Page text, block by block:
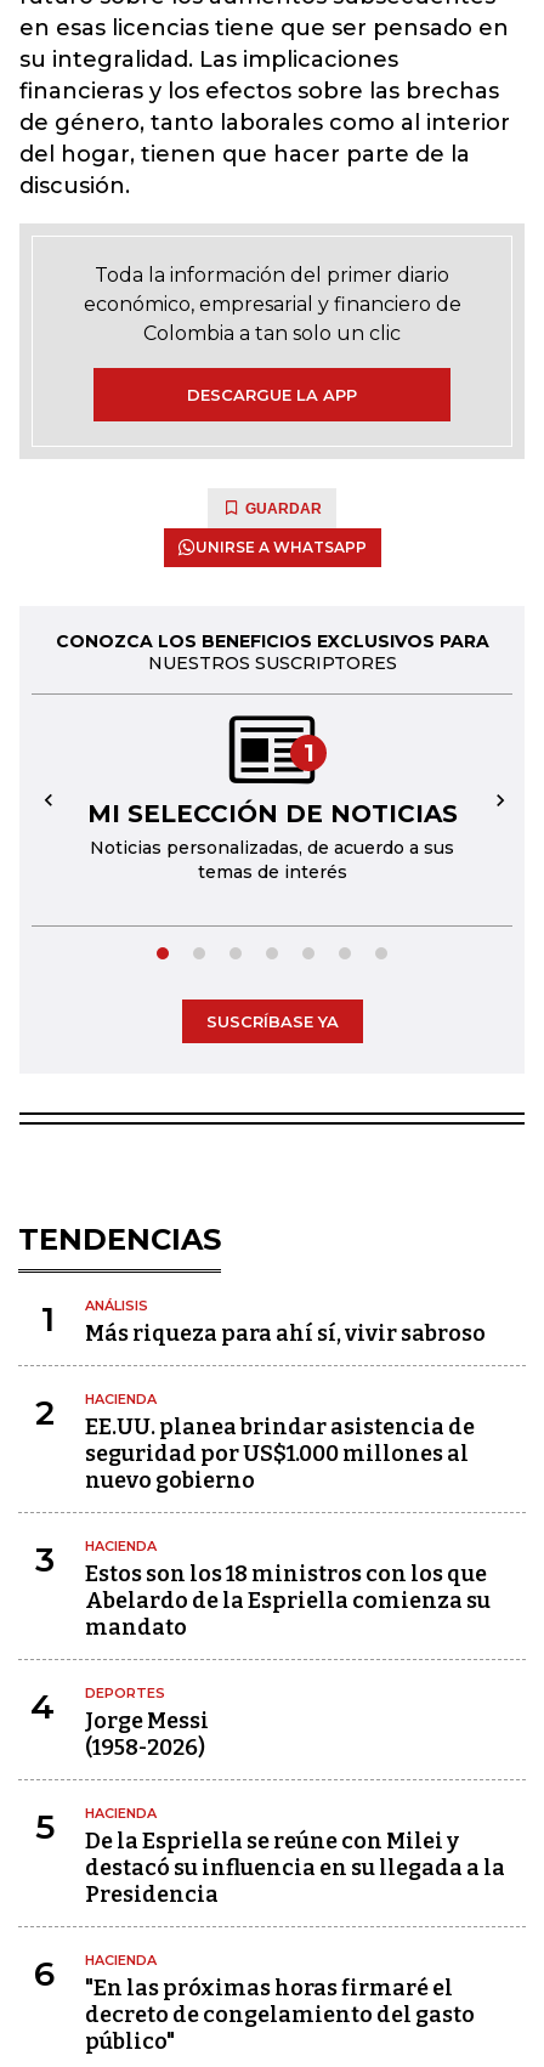
en esas licencias tiene que ser pensado en
su integralidad. Las implicaciones
financieras y los efectos sobre las brechas
de género, tanto laborales como al interior
del hogar, tienen que hacer parte de la
discusión.
Toda la información del primer diario
económico, empresarial y financiero de
Colombia a tan solo un clic
DESCARGUE LA APP
GUARDAR
UNIRSE A WHATSAPP
CONOZCA LOS BENEFICIOS EXCLUSIVOS PARA
NUESTROS SUSCRIPTORES
1
MI SELECCIÓN DE NOTICIAS
Noticias personalizadas, de acuerdo a sus
temas de interés
← →
SUSCRÍBASE YA
TENDENCIAS
1 ANÁLISIS
Más riqueza para ahí sí, vivir sabroso
2 HACIENDA
EE.UU. planea brindar asistencia de
seguridad por US$1.000 millones al
nuevo gobierno
3 HACIENDA
Estos son los 18 ministros con los que
Abelardo de la Espriella comienza su
mandato
4 DEPORTES
Jorge Messi
(1958-2026)
5 HACIENDA
De la Espriella se reúne con Milei y
destacó su influencia en su llegada a la
Presidencia
6 HACIENDA
"En las próximas horas firmaré el
decreto de congelamiento del gasto
público"